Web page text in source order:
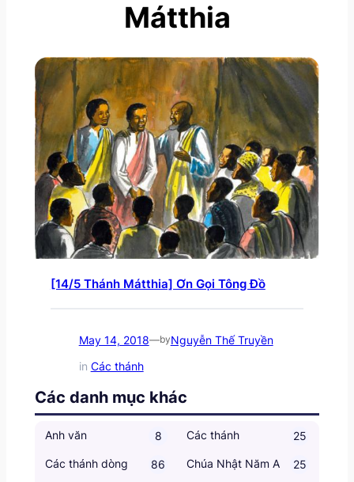
Mátthia
[14/5 Thánh Mátthia] Ơn Gọi Tông Đồ
May 14, 2018—byNguyễn Thế Truyền
in Các thánh
Các danh mục khác
Anh văn 8 Các thánh 25
Các thánh dòng 86 Chúa Nhật Năm A 25